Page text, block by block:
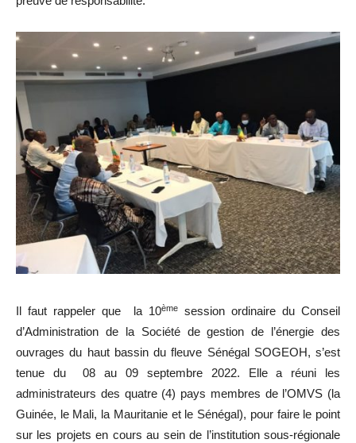
Il faut rappeler que la 10ème
session ordinaire du Conseil
d’Administration de la Société de gestion de l’énergie des
ouvrages du haut bassin du fleuve Sénégal SOGEOH, s’est
tenue du 08 au 09 septembre 2022. Elle a réuni les
administrateurs des quatre (4) pays membres de l’OMVS (la
Guinée, le Mali, la Mauritanie et le Sénégal), pour faire le point
sur les projets en cours au sein de l’institution sous-régionale